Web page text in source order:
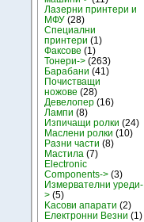
Лазерни принтери и
МФУ (28)
Специални
принтери (1)
Факсове (1)
Тонери-> (263)
Барабани (41)
Почистващи
ножове (28)
Девелопер (16)
Лампи (8)
Изпичащи ролки (24)
Маслени ролки (10)
Разни части (8)
Мастила (7)
Electronic
Components-> (3)
Измервателни уреди-
> (5)
Kасови апарати (2)
Електронни Везни (1)